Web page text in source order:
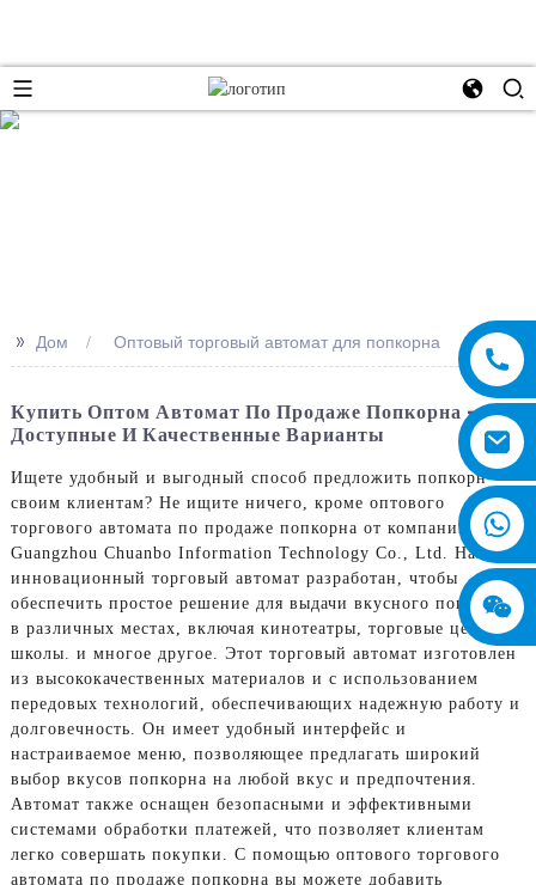
>> Дом Оптовый торговый автомат для попкорна
Купить Оптом Автомат По Продаже Попкорна –
Доступные И Качественные Варианты
Ищете удобный и выгодный способ предложить попкорн
своим клиентам? Не ищите ничего, кроме оптового
торгового автомата по продаже попкорна от компании
Guangzhou Chuanbo Information Technology Co., Ltd. Наш
инновационный торговый автомат разработан, чтобы
обеспечить простое решение для выдачи вкусного попкорна
в различных местах, включая кинотеатры, торговые центры,
школы. и многое другое. Этот торговый автомат изготовлен
из высококачественных материалов и с использованием
передовых технологий, обеспечивающих надежную работу и
долговечность. Он имеет удобный интерфейс и
настраиваемое меню, позволяющее предлагать широкий
выбор вкусов попкорна на любой вкус и предпочтения.
Автомат также оснащен безопасными и эффективными
системами обработки платежей, что позволяет клиентам
легко совершать покупки. С помощью оптового торгового
автомата по продаже попкорна вы можете добавить